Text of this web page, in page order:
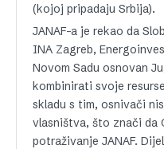
(kojoj pripadaju Srbija).
JANAF-a je rekao da
INA Zagreb,
Novom Sadu osnovan
kombinirati svoje
skladu s tim, osnivači
vlasništva, što znači da
potraživanje JANAF.